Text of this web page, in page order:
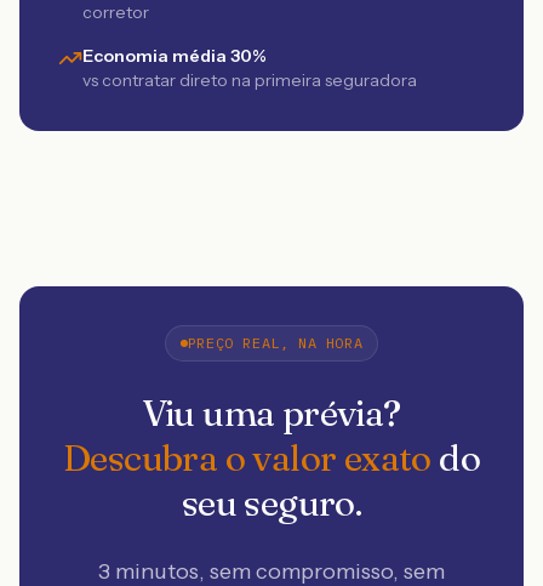
corretor
Economia média 30%
vs contratar direto na primeira seguradora
PREÇO REAL, NA HORA
Viu uma prévia?
Descubra o valor exato do
seu seguro.
3 minutos, sem compromisso, sem